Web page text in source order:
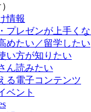
情報
プレゼンが上手く
めたい／留学したい
い方が知りたい
ん読みたい
る電子コンテンツ
ベント